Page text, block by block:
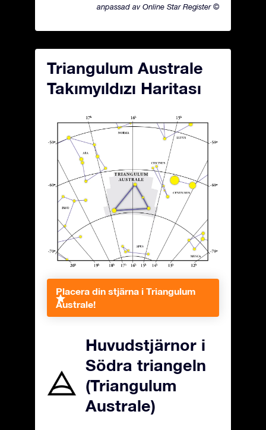
anpassad av Online Star Register ©
Triangulum Australe
Takımyıldızı Haritası
Placera din stjärna i Triangulum
Australe!
Huvudstjärnor i
Södra triangeln
(Triangulum
Australe)